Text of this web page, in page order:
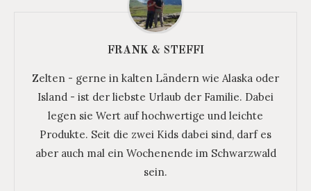
FRANK & STEFFI
Zelten - gerne in kalten Ländern wie Alaska oder
Island - ist der liebste Urlaub der Familie. Dabei
legen sie Wert auf hochwertige und leichte
Produkte. Seit die zwei Kids dabei sind, darf es
aber auch mal ein Wochenende im Schwarzwald
sein.